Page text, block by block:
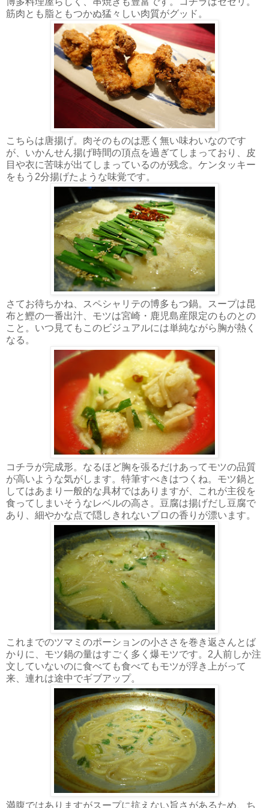
筋肉とも脂ともつかぬ猛々しい肉質がグッド。
こちらは唐揚げ。肉そのものは悪く無い味わいなのです
が、いかんせん揚げ時間の頂点を過ぎてしまっており、皮
目や衣に苦味が出てしまっているのが残念。ケンタッキー
をもう2分揚げたような味覚です。
さてお待ちかね、スペシャリテの博多もつ鍋。スープは昆
布と鰹の一番出汁、モツは宮崎・鹿児島産限定のものとの
こと。いつ見てもこのビジュアルには単純ながら胸が熱く
なる。
コチラが完成形。なるほど胸を張るだけあってモツの品質
が高いような気がします。特筆すべきはつくね。モツ鍋と
してはあまり一般的な具材ではありますが、これが主役を
食ってしまいそうなレベルの高さ。豆腐は揚げだし豆腐で
あり、細やかな点で隠しきれないプロの香りが漂います。
これまでのツマミのポーションの小ささを巻き返さんとば
かりに、モツ鍋の量はすごく多く爆モツです。2人前しか注
文していないのに食べても食べてもモツが浮き上がって
来、連れは途中でギブアップ。
満腹ではありますがスープに抗えない旨さがあるため、ち